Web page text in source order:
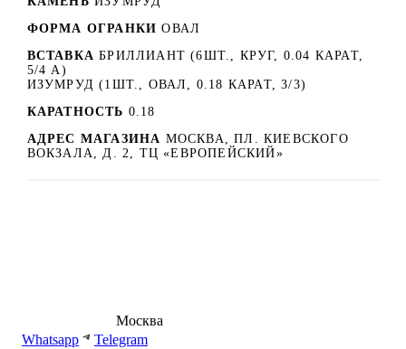
ФОРМА ОГРАНКИ ОВАЛ
ВСТАВКА БРИЛЛИАНТ (6ШТ., КРУГ, 0.04 КАРАТ,
5/4 А)
ИЗУМРУД (1ШТ., ОВАЛ, 0.18 КАРАТ, 3/3)
КАРАТНОСТЬ 0.18
АДРЕС МАГАЗИНА МОСКВА, ПЛ. КИЕВСКОГО
ВОКЗАЛА, Д. 2, ТЦ «ЕВРОПЕЙСКИЙ»
Москва
Whatsapp
Telegram